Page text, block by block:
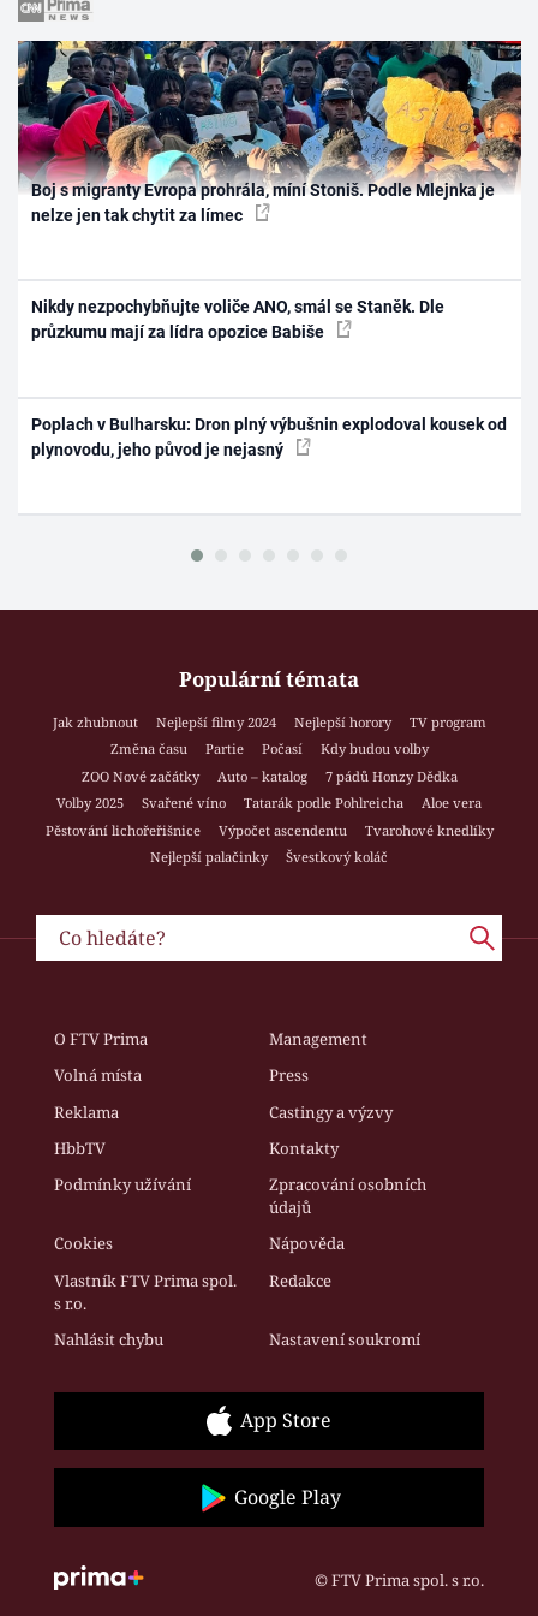
Boj s migranty Evropa prohrála, míní Stoniš. Podle Mlejnka je
nelze jen tak chytit za límec
Nikdy nezpochybňujte voliče ANO, smál se Staněk. Dle
průzkumu mají za lídra opozice Babiše
Poplach v Bulharsku: Dron plný výbušnin explodoval kousek od
plynovodu, jeho původ je nejasný
Populární témata
Jak zhubnout Nejlepší filmy 2024 Nejlepší horory
TV program
Změna času
Partie Počasí
Kdy budou volby
ZOO Nové začátky
Auto – katalog
7 pádů Honzy Dědka
Volby 2025
Svařené víno Tatarák podle Pohlreicha
Aloe vera
Pěstování lichořeřišnice
Výpočet ascendentu
Tvarohové knedlíky
Nejlepší palačinky
Švestkový koláč
O FTV Prima
Management
Volná místa
Press
Reklama
Castingy a výzvy
HbbTV
Kontakty
Podmínky užívání
Zpracování osobních
údajů
Cookies
Nápověda
Vlastník FTV Prima spol.
s r.o.
Redakce
Nahlásit chybu Nastavení soukromí
App Store
Google Play
© FTV Prima spol. s r.o.